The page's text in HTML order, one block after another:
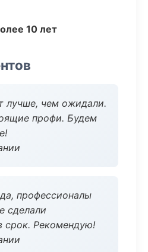
10 лет
лучше, чем ожидали.
профи. Будем
профессионалы
сделали
срок. Рекомендую!